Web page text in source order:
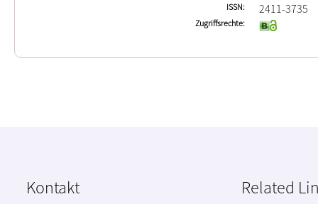
ISSN 2411-3735
Zugriffsrechte
Kontakt Related